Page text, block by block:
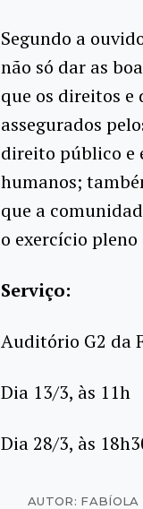
Segundo a
não só dar as
que os direitos e
assegurados
direito público e
humanos;
que a
o exercício
Serviço:
Auditório G2 da
Dia 13/3, às 11h
Dia 28/3, às
AUTOR: FABÍOLA